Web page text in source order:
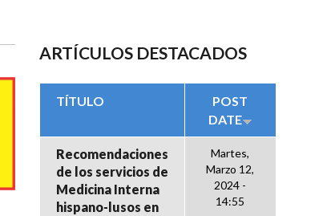
ARTÍCULOS DESTACADOS
TÍTULO
POST
DATE
Recomendaciones
de los servicios de
Medicina Interna
hispano-lusos en
Martes,
Marzo 12,
2024 -
14:55